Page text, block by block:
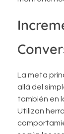
La meta
allá del
también en
Utilizan